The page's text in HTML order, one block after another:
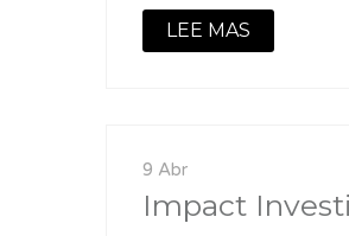
LEE MAS
9 Abr
Impact